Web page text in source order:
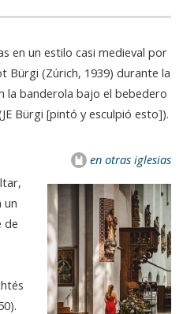
en un estilo casi medieval por
Bürgi (Zúrich, 1939) durante la
la banderola bajo el bebedero
Bürgi [pintó y esculpió esto]).
en otras iglesias
un
de